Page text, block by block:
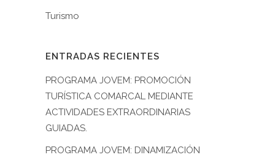
Turismo
ENTRADAS RECIENTES
PROGRAMA JOVEM: PROMOCIÓN
TURÍSTICA COMARCAL MEDIANTE
ACTIVIDADES EXTRAORDINARIAS
GUIADAS.
PROGRAMA JOVEM: DINAMIZACIÓN